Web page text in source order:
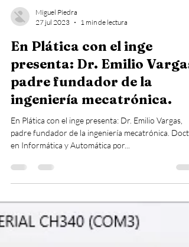
Miguel Piedra
27 jul 2023
1 min de lectura
En Plática con el inge
presenta: Dr. Emilio
padre fundador de la
ingeniería mecatrónica.
En Plática con el inge presenta: Dr. Emilio Vargas,
padre fundador de la ingeniería mecatrónica.
en Informática y Automática por...